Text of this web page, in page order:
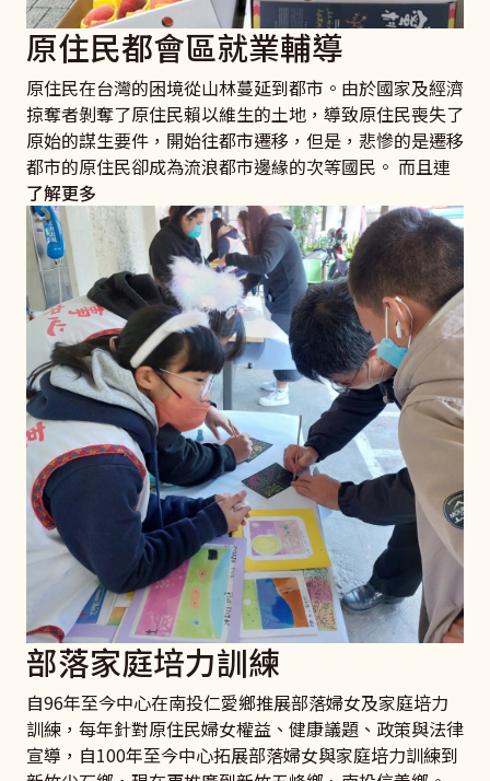
原住民都會區就業輔導
原住民在台灣的困境從山林蔓延到都市。由於國家及經濟
掠奪者剝奪了原住民賴以維生的土地，導致原住民喪失了
原始的謀生要件，開始往都市遷移，但是，悲慘的是遷移
都市的原住民卻成為流浪都市邊緣的次等國民。 而且連
了解更多
部落家庭培力訓練
自96年至今中心在南投仁愛鄉推展部落婦女及家庭培力
訓練，每年針對原住民婦女權益、健康議題、政策與法律
宣導，自100年至今中心拓展部落婦女與家庭培力訓練到